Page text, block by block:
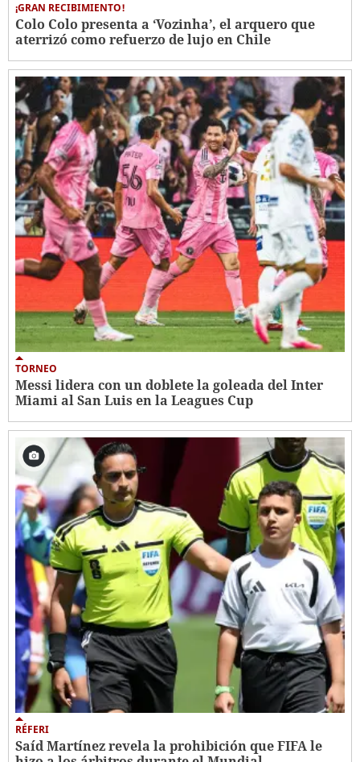
¡GRAN RECIBIMIENTO!
Colo Colo presenta a ‘Vozinha’, el arquero que
aterrizó como refuerzo de lujo en Chile
TORNEO
Messi lidera con un doblete la goleada del Inter
Miami al San Luis en la Leagues Cup
RÉFERI
Saíd Martínez revela la prohibición que FIFA le